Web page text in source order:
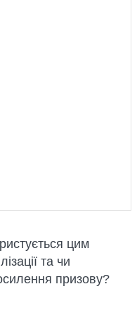
цим
та чи
призову?